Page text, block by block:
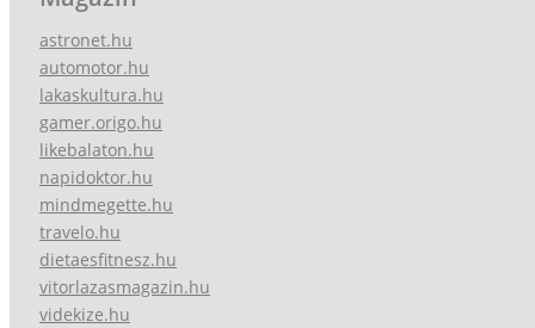
astronet.hu
automotor.hu
lakaskultura.hu
gamer.origo.hu
likebalaton.hu
napidoktor.hu
mindmegette.hu
travelo.hu
dietaesfitnesz.hu
vitorlazasmagazin.hu
videkize.hu